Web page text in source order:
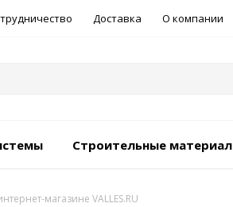
Доставка О компании
Строительные
магазине VALLES.RU